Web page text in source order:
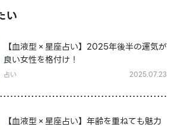
い
【血液型×星座占い】2025年後半の運気が
良い女性を格付け！
占い 2025.07.23
【血液型×星座占い】年齢を重ねても魅力